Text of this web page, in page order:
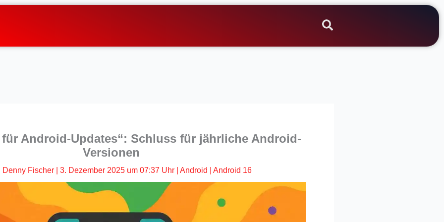
Android-Updates“: Schluss für jährliche Android-
Versionen
Denny Fischer 3. Dezember 2025 um 07:37 Uhr Android Android 16